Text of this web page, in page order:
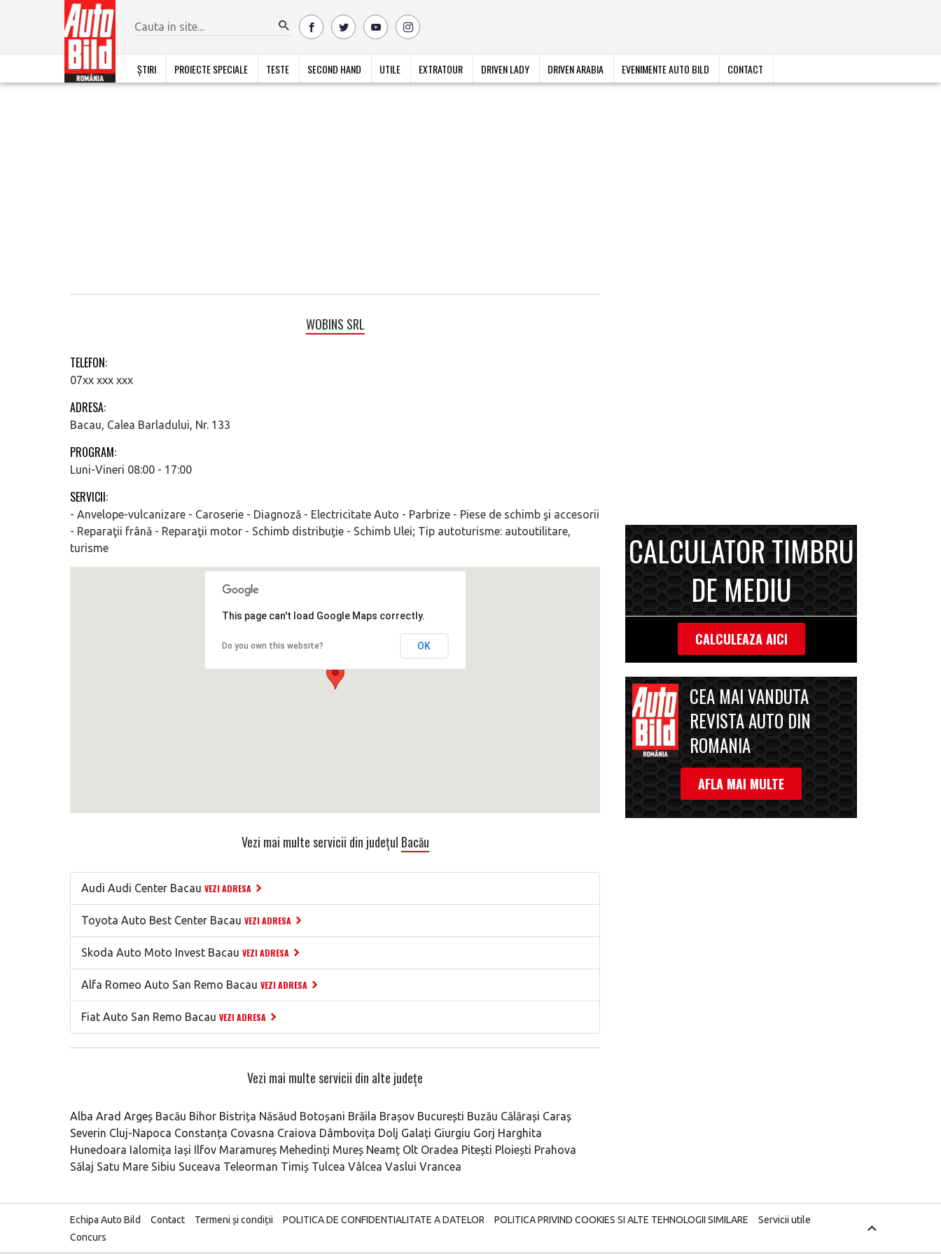
ȘTIRI PROIECTE SPECIALE TESTE SECOND HAND UTILE EXTRATOUR DRIVEN LADY DRIVEN ARABIA EVENIMENTE AUTO BILD CONTACT
WOBINS SRL
TELEFON:
07xx xxx xxx
ADRESA:
Bacau, Calea Barladului, Nr. 133
PROGRAM:
Luni-Vineri 08:00 - 17:00
SERVICII:
- Anvelope-vulcanizare - Caroserie - Diagnoză - Electricitate Auto - Parbrize - Piese de schimb şi accesorii
- Reparaţii frână - Reparaţii motor - Schimb distribuţie - Schimb Ulei; Tip autoturisme: autoutilitare,
turisme
This page can't load Google Maps correctly.
Do you own this website? OK
Vezi mai multe servicii din județul Bacău
Audi Audi Center Bacau VEZI ADRESA
Toyota Auto Best Center Bacau VEZI ADRESA
Skoda Auto Moto Invest Bacau VEZI ADRESA
Alfa Romeo Auto San Remo Bacau VEZI ADRESA
Fiat Auto San Remo Bacau VEZI ADRESA
Vezi mai multe servicii din alte județe
Alba Arad Argeș Bacău Bihor Bistrița Năsăud Botoșani Brăila Brașov București Buzău Călărași Caraș
Severin Cluj-Napoca Constanța Covasna Craiova Dâmbovița Dolj Galați Giurgiu Gorj Harghita
Hunedoara Ialomița Iași Ilfov Maramureș Mehedinți Mureș Neamț Olt Oradea Pitești Ploiești Prahova
Sălaj Satu Mare Sibiu Suceava Teleorman Timiș Tulcea Vâlcea Vaslui Vrancea
CALCULATOR TIMBRU
DE MEDIU
CALCULEAZA AICI
CEA MAI VANDUTA
REVISTA AUTO DIN
ROMANIA
AFLA MAI MULTE
Echipa Auto Bild Contact Termeni și condiții POLITICA DE CONFIDENTIALITATE A DATELOR POLITICA PRIVIND COOKIES SI ALTE TEHNOLOGII SIMILARE
Servicii utile
Concurs